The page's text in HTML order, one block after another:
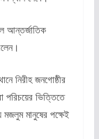
আন্তর্জাতিক
নিরীহ জনগোষ্ঠীর
পরিচয়ের ভিত্তিতে
মজলুম মানুষের পক্ষেই